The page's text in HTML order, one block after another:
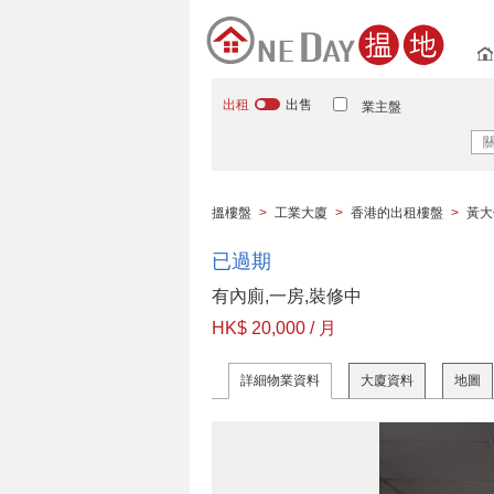
出租 出售 業主盤
搵樓盤 > 工業大廈 > 香港的出租樓盤 > 黃
已過期
有內廁,一房,裝修中
HK$ 20,000 / 月
詳細物業資料 大廈資料 地圖